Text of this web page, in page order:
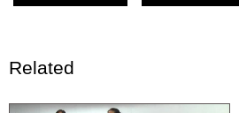
Related